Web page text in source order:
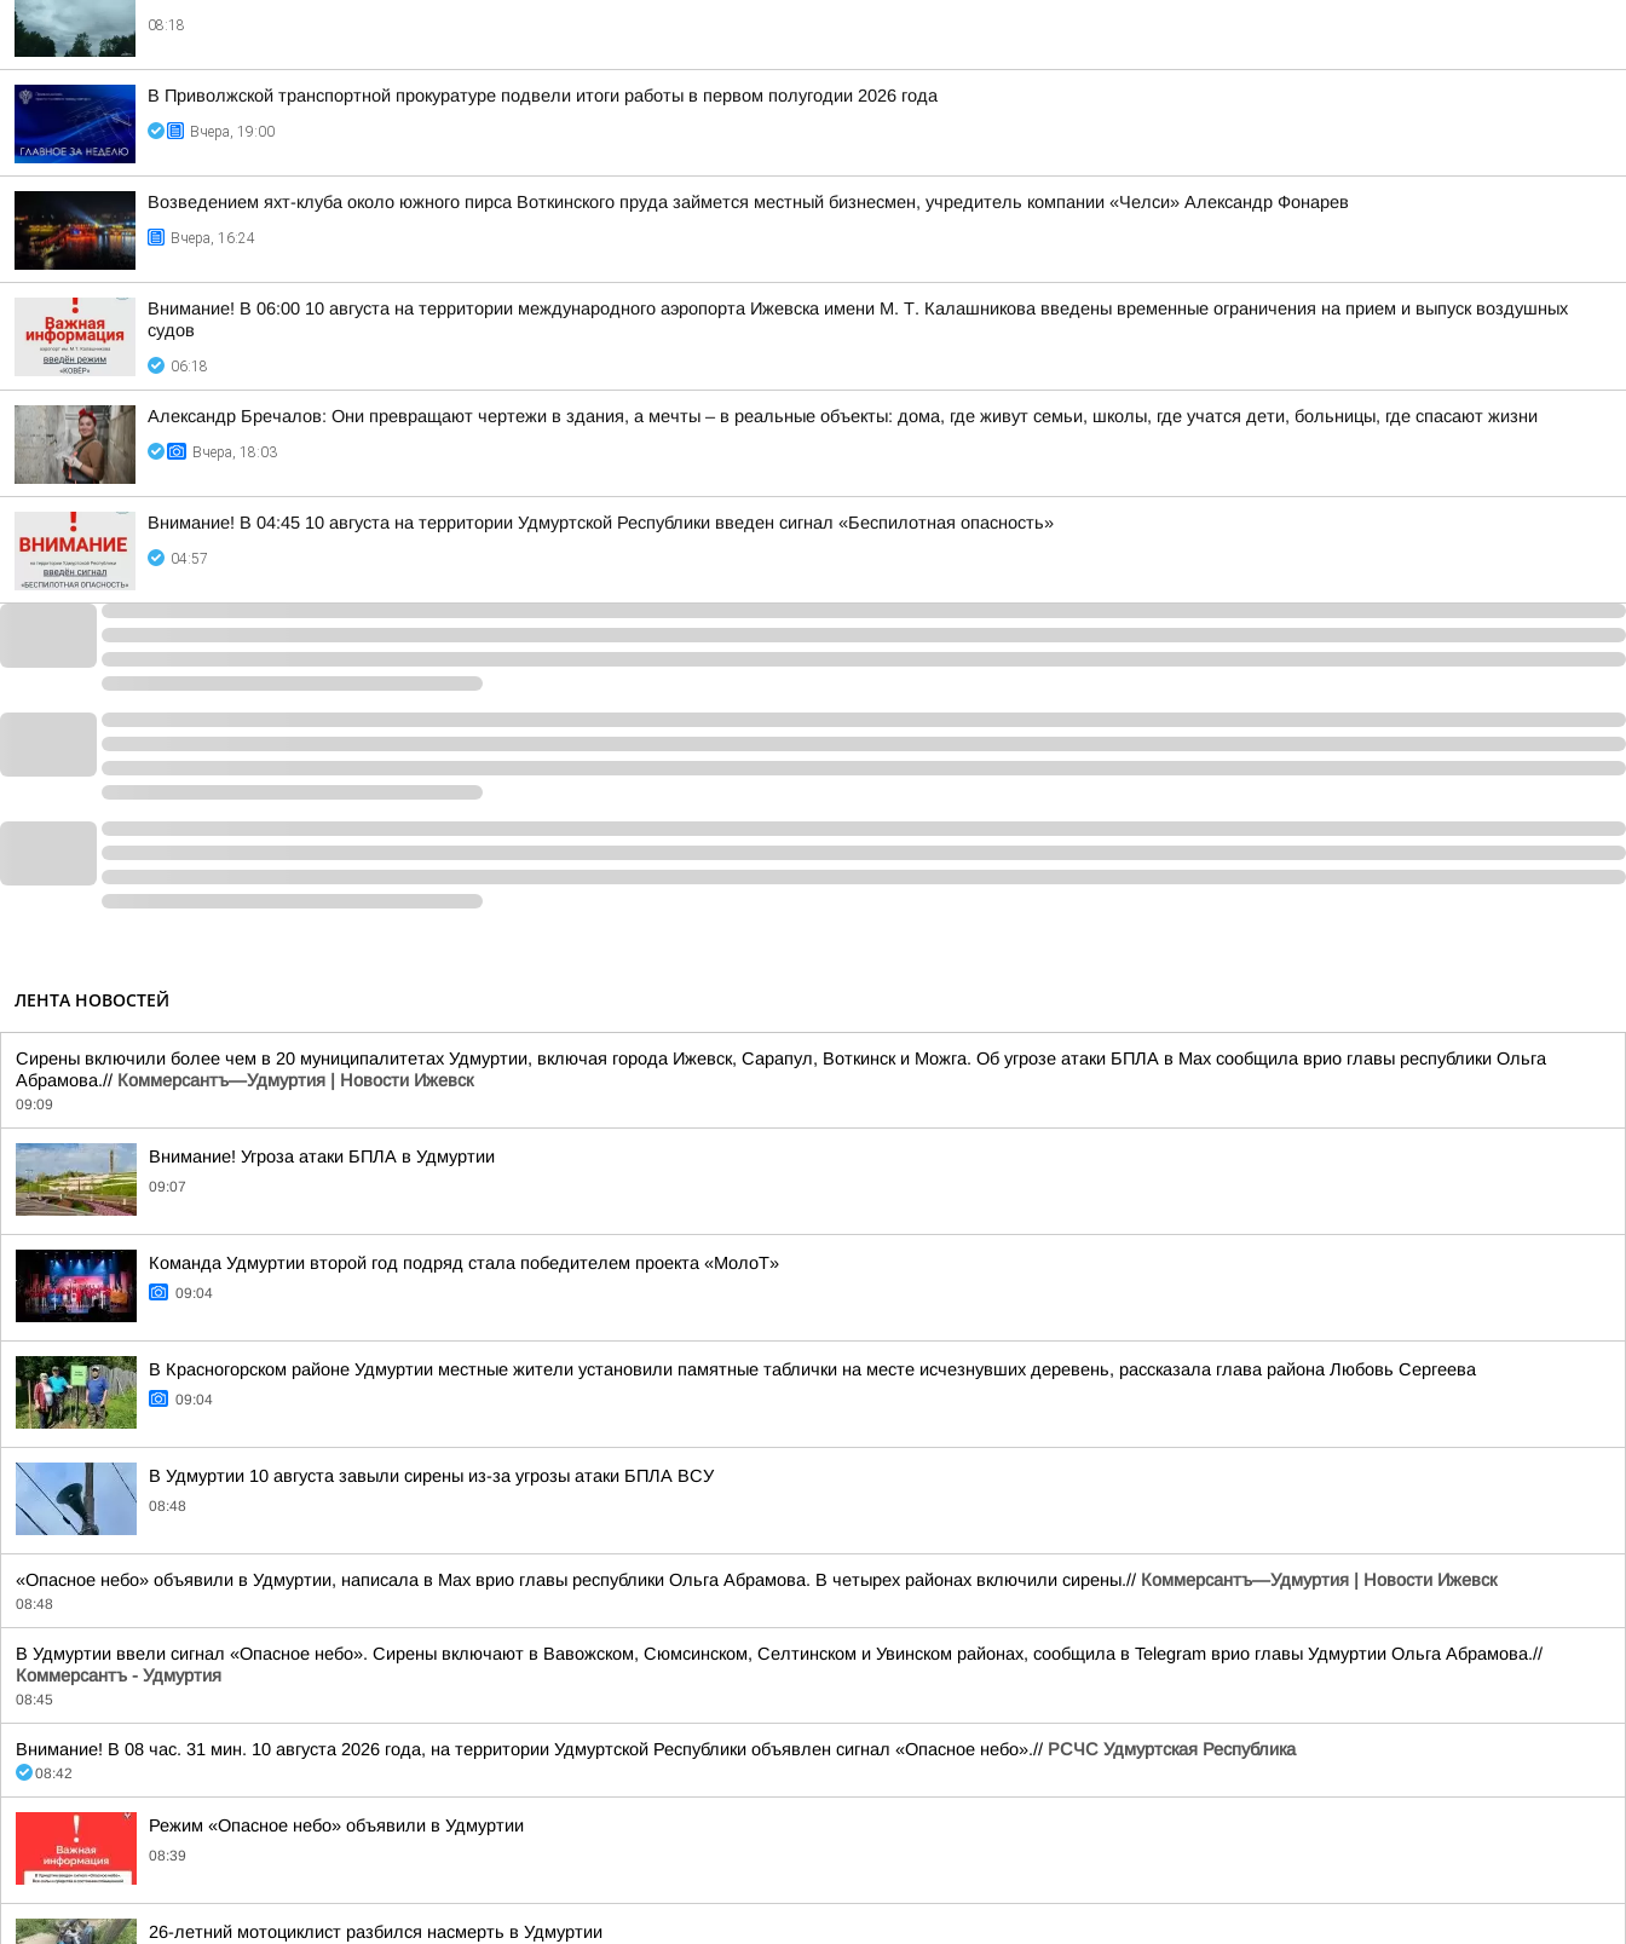
08:18
В Приволжской транспортной прокуратуре подвели итоги работы в первом полугодии 2026 года
Вчера, 19:00
Возведением яхт-клуба около южного пирса Воткинского пруда займется местный бизнесмен, учредитель компании «Челси» Александр Фонарев
Вчера, 16:24
Внимание! В 06:00 10 августа на территории международного аэропорта Ижевска имени М. Т. Калашникова введены временные ограничения на прием и выпуск воздушных
судов
06:18
Александр Бречалов: Они превращают чертежи в здания, а мечты – в реальные объекты: дома, где живут семьи, школы, где учатся дети, больницы, где спасают жизни
Вчера, 18:03
Внимание! В 04:45 10 августа на территории Удмуртской Республики введен сигнал «Беспилотная опасность»
04:57
ЛЕНТА НОВОСТЕЙ
Сирены включили более чем в 20 муниципалитетах Удмуртии, включая города Ижевск, Сарапул, Воткинск и Можга. Об угрозе атаки БПЛА в Max сообщила врио главы республики Ольга
Абрамова.// Коммерсантъ—Удмуртия | Новости Ижевск
09:09
Внимание! Угроза атаки БПЛА в Удмуртии
09:07
Команда Удмуртии второй год подряд стала победителем проекта «МолоТ»
09:04
В Красногорском районе Удмуртии местные жители установили памятные таблички на месте исчезнувших деревень, рассказала глава района Любовь Сергеева
09:04
В Удмуртии 10 августа завыли сирены из-за угрозы атаки БПЛА ВСУ
08:48
«Опасное небо» объявили в Удмуртии, написала в Max врио главы республики Ольга Абрамова. В четырех районах включили сирены.// Коммерсантъ—Удмуртия | Новости Ижевск
08:48
В Удмуртии ввели сигнал «Опасное небо». Сирены включают в Вавожском, Сюмсинском, Селтинском и Увинском районах, сообщила в Telegram врио главы Удмуртии Ольга Абрамова.//
Коммерсантъ - Удмуртия
08:45
Внимание! В 08 час. 31 мин. 10 августа 2026 года, на территории Удмуртской Республики объявлен сигнал «Опасное небо».// РСЧС Удмуртская Республика
08:42
Режим «Опасное небо» объявили в Удмуртии
08:39
26-летний мотоциклист разбился насмерть в Удмуртии